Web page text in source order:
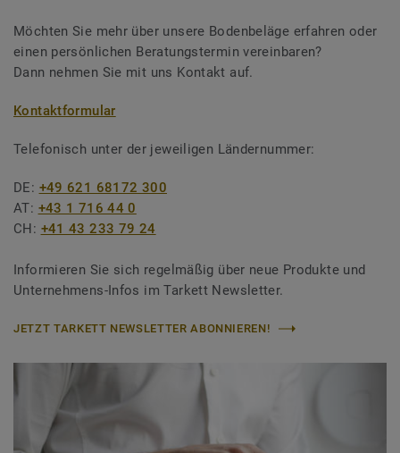
Möchten Sie mehr über unsere Bodenbeläge erfahren oder
einen persönlichen Beratungstermin vereinbaren?
Dann nehmen Sie mit uns Kontakt auf.
Kontaktformular
Telefonisch unter der jeweiligen Ländernummer:
DE: +49 621 68172 300
AT: +43 1 716 44 0
CH: +41 43 233 79 24
Informieren Sie sich regelmäßig über neue Produkte und
Unternehmens-Infos im Tarkett Newsletter.
JETZT TARKETT NEWSLETTER ABONNIEREN!